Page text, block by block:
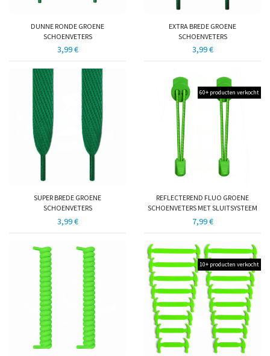
DUNNE RONDE GROENE
SCHOENVETERS
3,99 €
EXTRA BREDE GROENE
SCHOENVETERS
3,99 €
SUPER BREDE GROENE
SCHOENVETERS
3,99 €
60+ producten verkocht
REFLECTEREND FLUO GROENE
SCHOENVETERS MET SLUITSYSTEEM
7,99 €
10+ producten verkocht